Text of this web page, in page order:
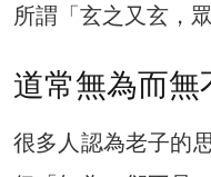
所謂「玄之又玄，
道常無為而無
很多人認為老子的